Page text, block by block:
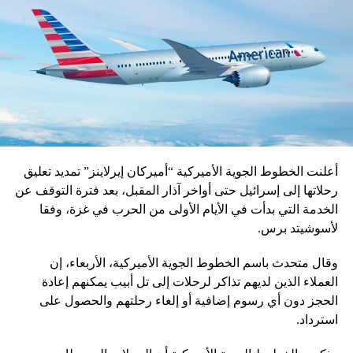
أعلنت الخطوط الجوية الأميركية “أميركان إيرلاينز” تمديد تعليق
رحلاتها إلى إسرائيل حتى أواخر آذار المقبل، بعد فترة التوقف عن
الخدمة التي بدأت في الأيام الأولى من الحرب في غزة، وفقا
لأسوشيتد برس.
وقال متحدث باسم الخطوط الجوية الأميركية، الأربعاء، إن
العملاء الذين لديهم تذاكر لرحلات إلى تل أبيب يمكنهم إعادة
الحجز دون أي رسوم إضافية أو إلغاء رحلتهم والحصول على
استرداد.